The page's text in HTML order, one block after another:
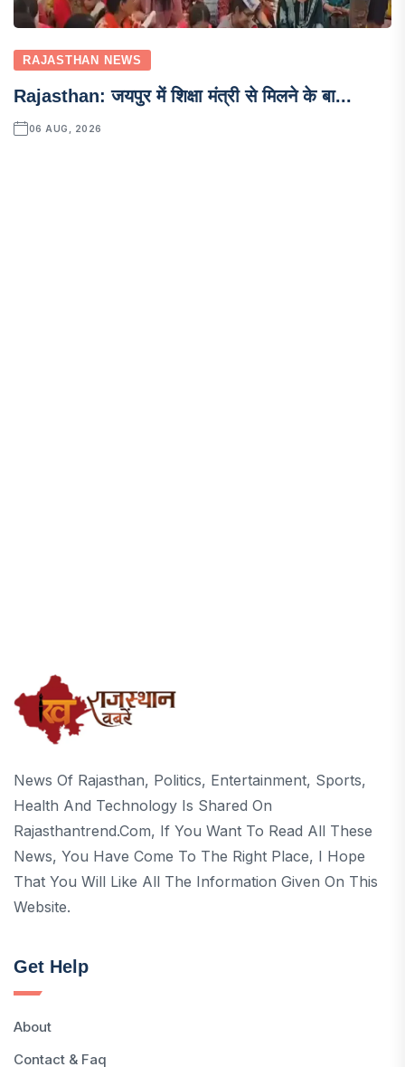
RAJASTHAN NEWS
Rajasthan: जयपुर में शिक्षा मंत्री से मिलने के बा...
06 AUG, 2026
News Of Rajasthan, Politics, Entertainment, Sports,
Health And Technology Is Shared On
Rajasthantrend.com, If You Want To Read All These
News, You Have Come To The Right Place, I Hope
That You Will Like All The Information Given On This
Website.
Get Help
About
Contact & Faq